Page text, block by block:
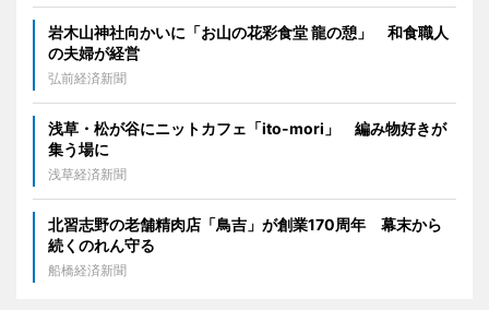
岩木山神社向かいに「お山の花彩食堂 龍の憩」 和食職人
の夫婦が経営
弘前経済新聞
浅草・松が谷にニットカフェ「ito-mori」 編み物好きが
集う場に
浅草経済新聞
北習志野の老舗精肉店「鳥吉」が創業170周年 幕末から
続くのれん守る
船橋経済新聞